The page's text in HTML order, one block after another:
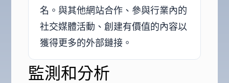
名。與其他網站合作、參與行業內的
社交媒體活動、創建有價值的內容以
獲得更多的外部鏈接。
監測和分析